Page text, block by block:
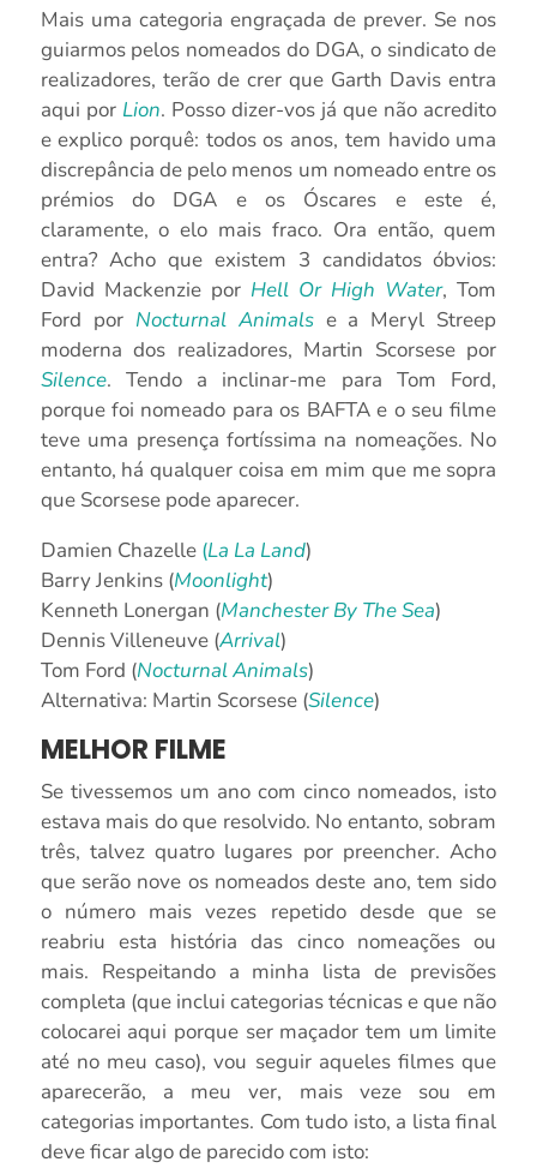
Mais uma categoria engraçada de prever. Se nos
guiarmos pelos nomeados do DGA, o sindicato de
realizadores, terão de crer que Garth Davis entra
aqui por Lion. Posso dizer-vos já que não acredito
e explico porquê: todos os anos, tem havido uma
discrepância de pelo menos um nomeado entre os
prémios do DGA e os Óscares e este é,
claramente, o elo mais fraco. Ora então, quem
entra? Acho que existem 3 candidatos óbvios:
David Mackenzie por Hell Or High Water, Tom
Ford por Nocturnal Animalse a Meryl Streep
moderna dos realizadores, Martin Scorsese por
Silence. Tendo a inclinar-me para Tom Ford,
porque foi nomeado para os BAFTA e o seu filme
teve uma presença fortíssima na nomeações. No
entanto, há qualquer coisa em mim que me sopra
que Scorsese pode aparecer.
Damien Chazelle (La La Land)
Barry Jenkins (Moonlight)
Kenneth Lonergan (Manchester By The Sea)
Dennis Villeneuve (Arrival)
Tom Ford (Nocturnal Animals)
Alternativa: Martin Scorsese (Silence)
MELHOR FILME
Se tivessemos um ano com cinco nomeados, isto
estava mais do que resolvido. No entanto, sobram
três, talvez quatro lugares por preencher. Acho
que serão nove os nomeados deste ano, tem sido
o número mais vezes repetido desde que se
reabriu esta história das cinco nomeações ou
mais. Respeitando a minha lista de previsões
completa (que inclui categorias técnicas e que não
colocarei aqui porque ser maçador tem um limite
até no meu caso), vou seguir aqueles filmes que
aparecerão, a meu ver, mais veze sou em
categorias importantes. Com tudo isto, a lista final
deve ficar algo de parecido com isto: